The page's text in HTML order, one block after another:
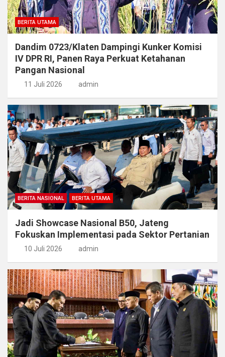
BERITA UTAMA
Dandim 0723/Klaten Dampingi Kunker Komisi
IV DPR RI, Panen Raya Perkuat Ketahanan
Pangan Nasional
11 Juli 2026 admin
BERITA NASIONAL BERITA UTAMA
Jadi Showcase Nasional B50, Jateng
Fokuskan Implementasi pada Sektor Pertanian
10 Juli 2026 admin